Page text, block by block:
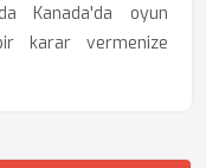
Kanada'da oyun
karar vermenize